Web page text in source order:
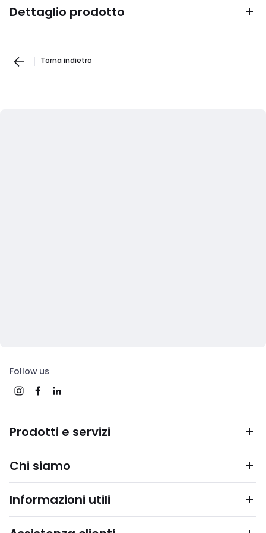
Dettaglio prodotto
Torna indietro
Follow us
Prodotti e servizi
Chi siamo
Informazioni utili